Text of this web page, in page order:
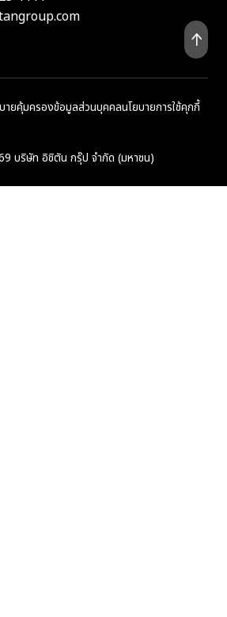
บริษัท อิชิตัน กรุ๊ป จำกัด (มหาชน)
ายคุ้มครองข้อมูลส่วนบุคคลนโยบายการใช้คุกกี้